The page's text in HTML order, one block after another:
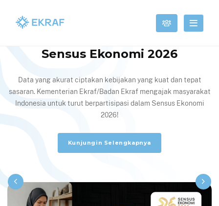
Sensus Ekonomi 2026
Data yang akurat ciptakan kebijakan yang kuat dan tepat
sasaran. Kementerian Ekraf/Badan Ekraf mengajak masyarakat
Indonesia untuk turut berpartisipasi dalam Sensus Ekonomi
2026!
Kunjungin Selengkapnya